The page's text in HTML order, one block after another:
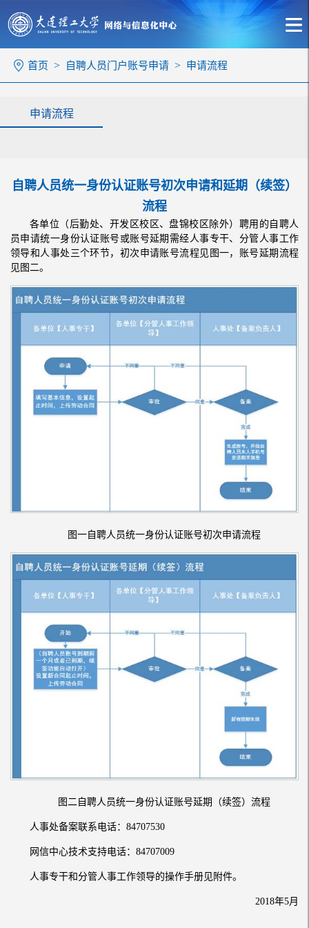
首页 > 自聘人员门户账号申请 > 申请流程
申请流程
自聘人员统一身份认证账号初次申请和延期（续签）
流程
各单位（后勤处、开发区校区、盘锦校区除外）聘用的自聘人
员申请统一身份认证账号或账号延期需经人事专干、分管人事工作
领导和人事处三个环节，初次申请账号流程见图一，账号延期流程
见图二。
图一自聘人员统一身份认证账号初次申请流程
图二自聘人员统一身份认证账号延期（续签）流程
人事处备案联系电话：84707530
网信中心技术支持电话：84707009
人事专干和分管人事工作领导的操作手册见附件。
2018年5月